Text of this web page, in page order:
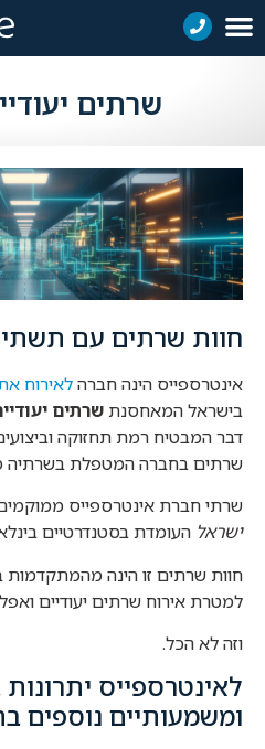
שרתים
חוות שרתים עם
אינטרספייס הינה חברהלאירוח
בישראל המאחסנת שרתים
דבר המבטיח רמת תחזוקה
שרתים בחברה המטפלת בשרתיה
שרתי חברת אינטרספייס
ישראל העומדת בסטנדרטיים
חוות שרתים זו הינה מהמתקדמות
למטרת אירוח שרתים יעודיים
וזה לא הכל.
לאינטרספייס
ומשמעותיים נוספים